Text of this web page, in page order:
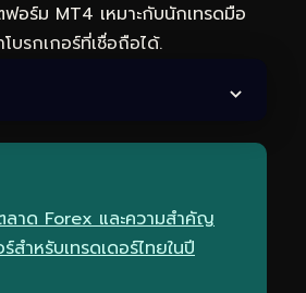
ฟอร์ม MT4 เหมาะกับนักเทรดมือ
บรกเกอร์ที่เชื่อถือได้.
าด Forex และความสำคัญ
สำหรับเทรดเดอร์ไทยในปี